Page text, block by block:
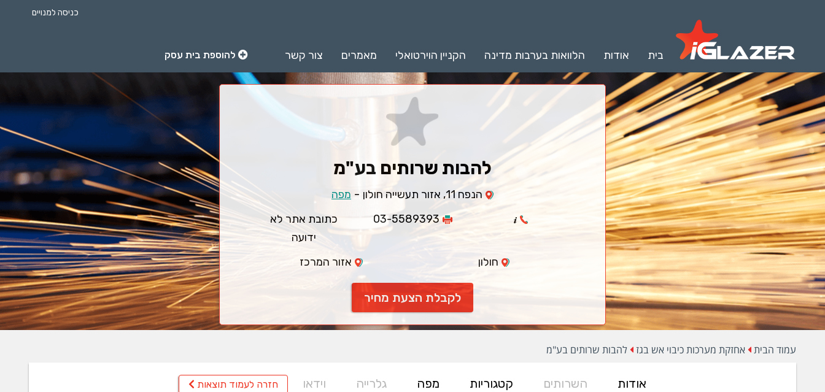
כניסה למנויים
בית אודות הלוואות בערבות מדינה הקניין הוירטואלי מאמרים צור קשר להוספת בית עסק
להבות שרותים בע"מ
הנפח 11, אזור תעשייה חולון - מפה
03-5589393
כתובת אתר לא
ידועה
חולון
אזור המרכז
לקבלת הצעת מחיר
עמוד הבית אחזקת מערכות כיבוי אש בגז להבות שרותים בע"מ
אודות השרותים קטגוריות מפה גלרייה וידאו חזרה לעמוד תוצאות